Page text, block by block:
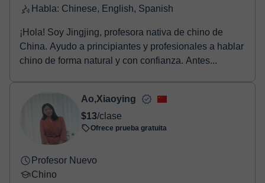
Habla: Chinese, English, Spanish
¡Hola! Soy Jingjing, profesora nativa de chino de
China. Ayudo a principiantes y profesionales a hablar
chino de forma natural y con confianza. Antes...
Ao,Xiaoying
$13/clase
Ofrece prueba gratuita
Profesor Nuevo
Chino